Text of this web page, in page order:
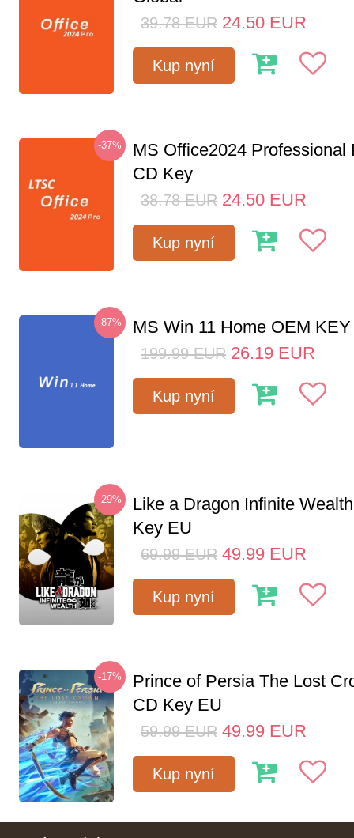
39.78 EUR 24.50 EUR
Kup nyní
-37%
MS Office2024 Professional
CD Key
38.78 EUR 24.50 EUR
Kup nyní
-87% MS Win 11 Home OEM
199.99 EUR 26.19 EUR
Kup nyní
-29%
Like a Dragon Infinite
Key EU
69.99 EUR 49.99 EUR
Kup nyní
-17%
Prince of Persia The Lost
CD Key EU
59.99 EUR 49.99 EUR
Kup nyní